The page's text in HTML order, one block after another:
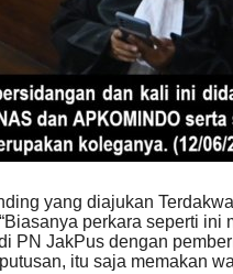
yang diajukan
perkara seperti ini
PN JakPus dengan
itu saja memakan